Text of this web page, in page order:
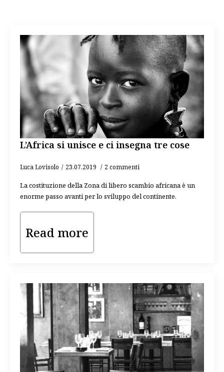
L’Africa si unisce e ci insegna tre cose
Luca Lovisolo 23.07.2019 2 commenti
La costituzione della Zona di libero scambio africana è un
enorme passo avanti per lo sviluppo del continente.
Read more